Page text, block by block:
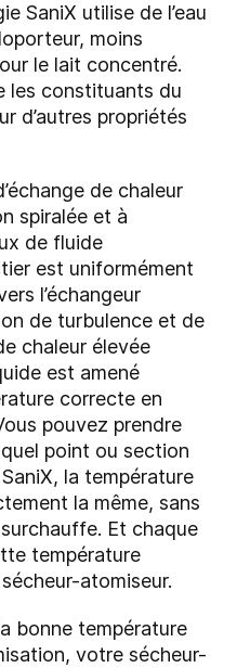
SaniX utilise de l’eau
moins
le lait concentré.
les constituants du
d’autres propriétés
de chaleur
spiralée et à
de fluide
est uniformément
l’échangeur
de turbulence et de
chaleur élevée
est amené
correcte en
pouvez prendre
point ou section
SaniX, la température
la même, sans
Et chaque
température
atomiseur.
bonne température
votre sécheur-